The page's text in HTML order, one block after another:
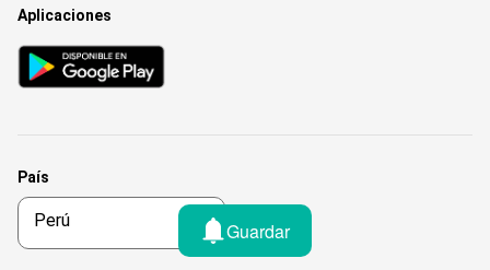
Guardar
Aplicaciones
País